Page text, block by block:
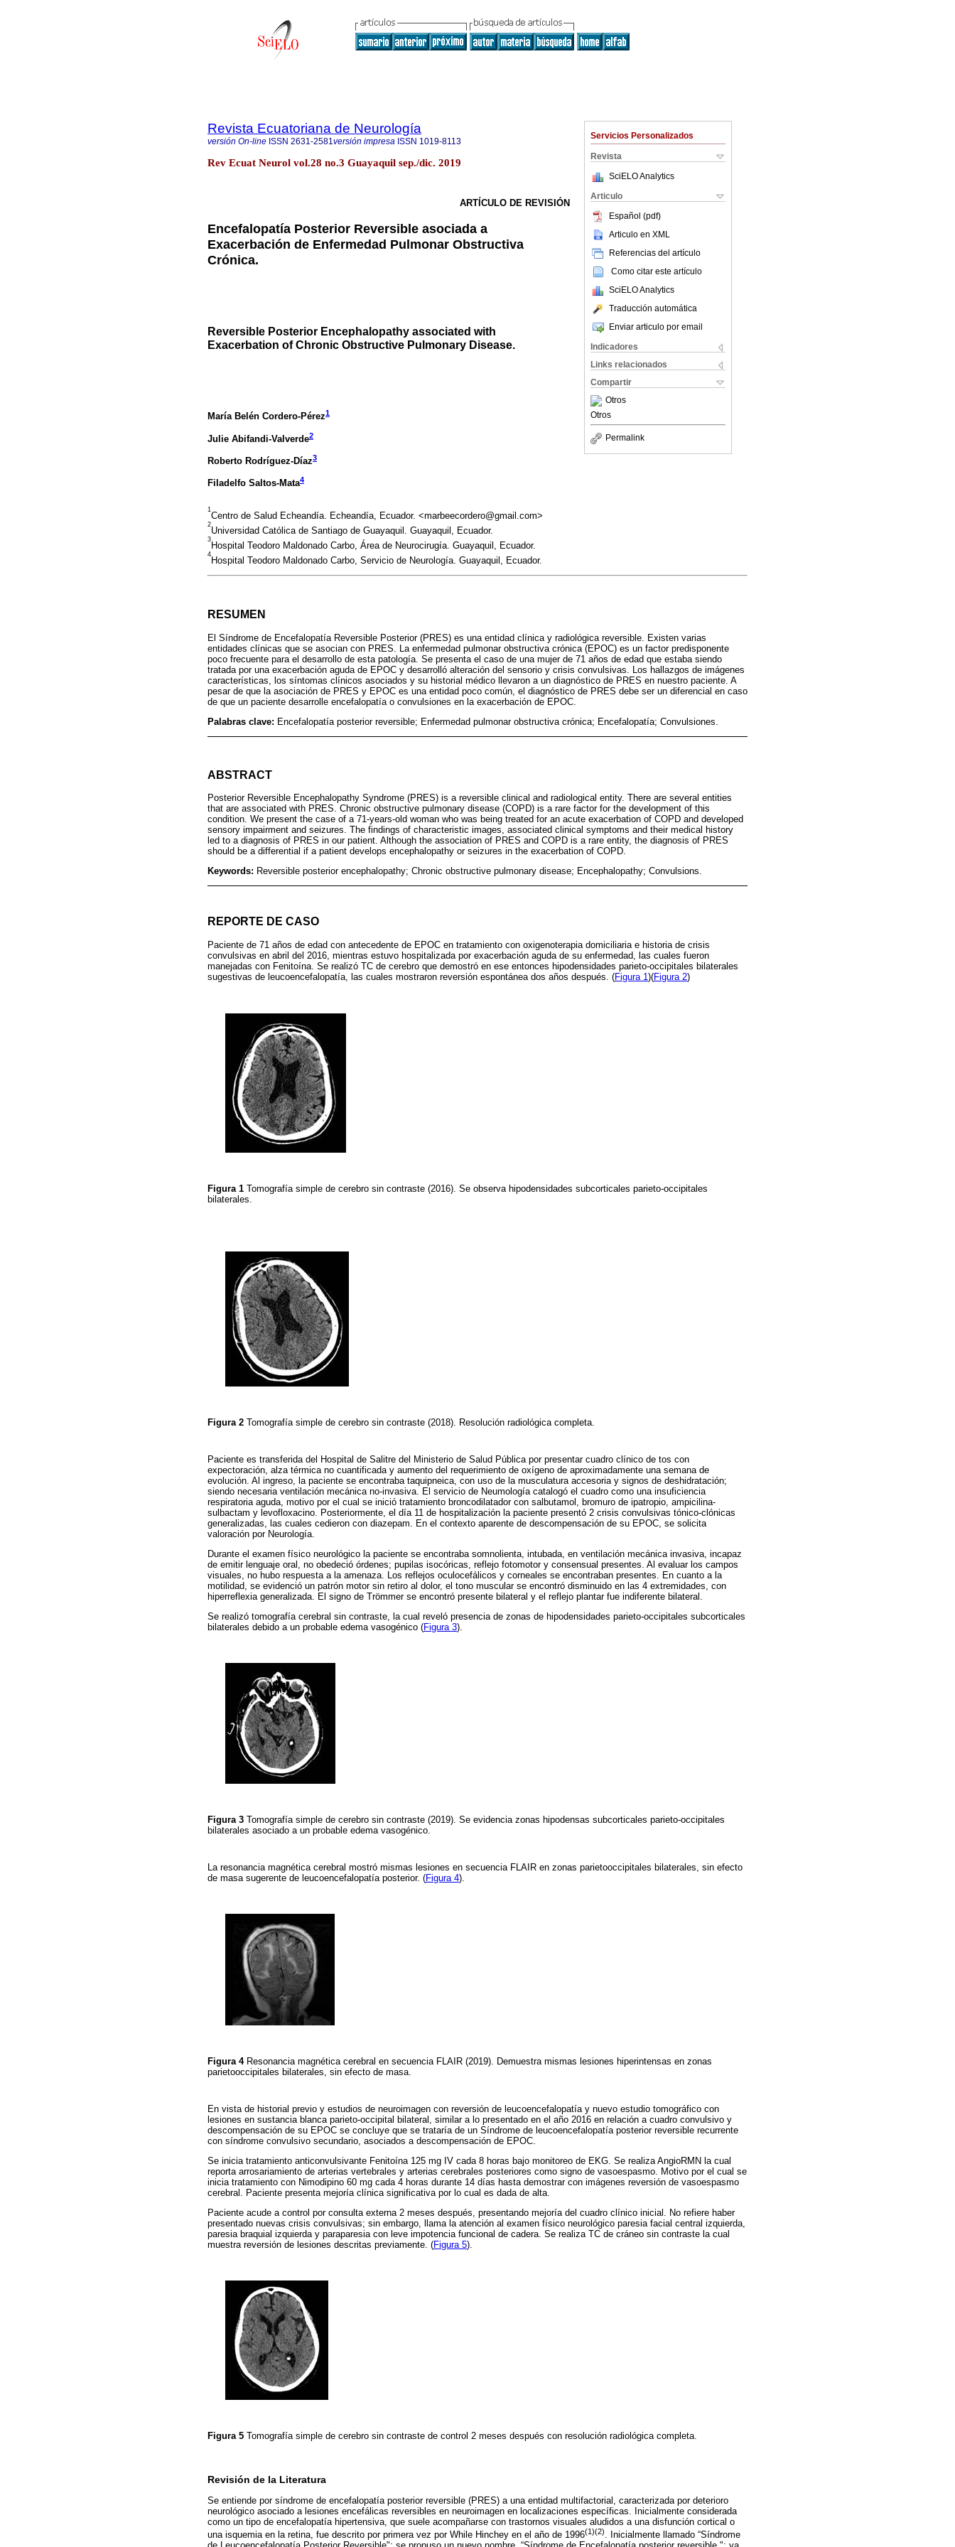
Servicios Personalizados
Revista
SciELO Analytics
Articulo
Español (pdf)
Articulo en XML
Referencias del artículo
Como citar este artículo
SciELO Analytics
Traducción automática
Enviar articulo por email
Indicadores
Links relacionados
Compartir
Otros
Otros
Permalink
Revista Ecuatoriana de Neurología
versión On-line ISSN 2631-2581versión impresa ISSN 1019-8113
Rev Ecuat Neurol vol.28 no.3 Guayaquil sep./dic. 2019
ARTÍCULO DE REVISIÓN
Encefalopatía Posterior Reversible asociada a
Exacerbación de Enfermedad Pulmonar Obstructiva
Crónica.
Reversible Posterior Encephalopathy associated with
Exacerbation of Chronic Obstructive Pulmonary Disease.
María Belén Cordero-Pérez1
Julie Abifandi-Valverde2
Roberto Rodríguez-Díaz3
Filadelfo Saltos-Mata4
1
Centro de Salud Echeandía. Echeandía, Ecuador. <marbeecordero@gmail.com>
2
Universidad Católica de Santiago de Guayaquil. Guayaquil, Ecuador.
3
Hospital Teodoro Maldonado Carbo, Área de Neurocirugía. Guayaquil, Ecuador.
4
Hospital Teodoro Maldonado Carbo, Servicio de Neurología. Guayaquil, Ecuador.
RESUMEN
El Síndrome de Encefalopatía Reversible Posterior (PRES) es una entidad clínica y radiológica reversible. Existen varias
entidades clínicas que se asocian con PRES. La enfermedad pulmonar obstructiva crónica (EPOC) es un factor predisponente
poco frecuente para el desarrollo de esta patología. Se presenta el caso de una mujer de 71 años de edad que estaba siendo
tratada por una exacerbación aguda de EPOC y desarrolló alteración del sensorio y crisis convulsivas. Los hallazgos de imágenes
características, los síntomas clínicos asociados y su historial médico llevaron a un diagnóstico de PRES en nuestro paciente. A
pesar de que la asociación de PRES y EPOC es una entidad poco común, el diagnóstico de PRES debe ser un diferencial en caso
de que un paciente desarrolle encefalopatía o convulsiones en la exacerbación de EPOC.
Palabras clave: Encefalopatía posterior reversible; Enfermedad pulmonar obstructiva crónica; Encefalopatía; Convulsiones.
ABSTRACT
Posterior Reversible Encephalopathy Syndrome (PRES) is a reversible clinical and radiological entity. There are several entities
that are associated with PRES. Chronic obstructive pulmonary disease (COPD) is a rare factor for the development of this
condition. We present the case of a 71-years-old woman who was being treated for an acute exacerbation of COPD and developed
sensory impairment and seizures. The findings of characteristic images, associated clinical symptoms and their medical history
led to a diagnosis of PRES in our patient. Although the association of PRES and COPD is a rare entity, the diagnosis of PRES
should be a differential if a patient develops encephalopathy or seizures in the exacerbation of COPD.
Keywords: Reversible posterior encephalopathy; Chronic obstructive pulmonary disease; Encephalopathy; Convulsions.
REPORTE DE CASO
Paciente de 71 años de edad con antecedente de EPOC en tratamiento con oxigenoterapia domiciliaria e historia de crisis
convulsivas en abril del 2016, mientras estuvo hospitalizada por exacerbación aguda de su enfermedad, las cuales fueron
manejadas con Fenitoína. Se realizó TC de cerebro que demostró en ese entonces hipodensidades parieto-occipitales bilaterales
sugestivas de leucoencefalopatía, las cuales mostraron reversión espontánea dos años después. (Figura 1)(Figura 2)
Figura 1 Tomografía simple de cerebro sin contraste (2016). Se observa hipodensidades subcorticales parieto-occipitales
bilaterales.
Figura 2 Tomografía simple de cerebro sin contraste (2018). Resolución radiológica completa.
Paciente es transferida del Hospital de Salitre del Ministerio de Salud Pública por presentar cuadro clínico de tos con
expectoración, alza térmica no cuantificada y aumento del requerimiento de oxígeno de aproximadamente una semana de
evolución. Al ingreso, la paciente se encontraba taquipneica, con uso de la musculatura accesoria y signos de deshidratación;
siendo necesaria ventilación mecánica no-invasiva. El servicio de Neumología catalogó el cuadro como una insuficiencia
respiratoria aguda, motivo por el cual se inició tratamiento broncodilatador con salbutamol, bromuro de ipatropio, ampicilina-
sulbactam y levofloxacino. Posteriormente, el día 11 de hospitalización la paciente presentó 2 crisis convulsivas tónico-clónicas
generalizadas, las cuales cedieron con diazepam. En el contexto aparente de descompensación de su EPOC, se solicita
valoración por Neurología.
Durante el examen físico neurológico la paciente se encontraba somnolienta, intubada, en ventilación mecánica invasiva, incapaz
de emitir lenguaje oral, no obedeció órdenes; pupilas isocóricas, reflejo fotomotor y consensual presentes. Al evaluar los campos
visuales, no hubo respuesta a la amenaza. Los reflejos oculocefálicos y corneales se encontraban presentes. En cuanto a la
motilidad, se evidenció un patrón motor sin retiro al dolor, el tono muscular se encontró disminuido en las 4 extremidades, con
hiperreflexia generalizada. El signo de Trömmer se encontró presente bilateral y el reflejo plantar fue indiferente bilateral.
Se realizó tomografía cerebral sin contraste, la cual reveló presencia de zonas de hipodensidades parieto-occipitales subcorticales
bilaterales debido a un probable edema vasogénico (Figura 3).
Figura 3 Tomografía simple de cerebro sin contraste (2019). Se evidencia zonas hipodensas subcorticales parieto-occipitales
bilaterales asociado a un probable edema vasogénico.
La resonancia magnética cerebral mostró mismas lesiones en secuencia FLAIR en zonas parietooccipitales bilaterales, sin efecto
de masa sugerente de leucoencefalopatía posterior. (Figura 4).
Figura 4 Resonancia magnética cerebral en secuencia FLAIR (2019). Demuestra mismas lesiones hiperintensas en zonas
parietooccipitales bilaterales, sin efecto de masa.
En vista de historial previo y estudios de neuroimagen con reversión de leucoencefalopatía y nuevo estudio tomográfico con
lesiones en sustancia blanca parieto-occipital bilateral, similar a lo presentado en el año 2016 en relación a cuadro convulsivo y
descompensación de su EPOC se concluye que se trataría de un Síndrome de leucoencefalopatía posterior reversible recurrente
con síndrome convulsivo secundario, asociados a descompensación de EPOC.
Se inicia tratamiento anticonvulsivante Fenitoína 125 mg IV cada 8 horas bajo monitoreo de EKG. Se realiza AngioRMN la cual
reporta arrosariamiento de arterias vertebrales y arterias cerebrales posteriores como signo de vasoespasmo. Motivo por el cual se
inicia tratamiento con Nimodipino 60 mg cada 4 horas durante 14 días hasta demostrar con imágenes reversión de vasoespasmo
cerebral. Paciente presenta mejoría clínica significativa por lo cual es dada de alta.
Paciente acude a control por consulta externa 2 meses después, presentando mejoría del cuadro clínico inicial. No refiere haber
presentado nuevas crisis convulsivas; sin embargo, llama la atención al examen físico neurológico paresia facial central izquierda,
paresia braquial izquierda y paraparesia con leve impotencia funcional de cadera. Se realiza TC de cráneo sin contraste la cual
muestra reversión de lesiones descritas previamente. (Figura 5).
Figura 5 Tomografía simple de cerebro sin contraste de control 2 meses después con resolución radiológica completa.
Revisión de la Literatura
Se entiende por síndrome de encefalopatía posterior reversible (PRES) a una entidad multifactorial, caracterizada por deterioro
neurológico asociado a lesiones encefálicas reversibles en neuroimagen en localizaciones específicas. Inicialmente considerada
como un tipo de encefalopatía hipertensiva, que suele acompañarse con trastornos visuales aludidos a una disfunción cortical o
una isquemia en la retina, fue descrito por primera vez por While Hinchey en el año de 1996(1)(2). Inicialmente llamado “Síndrome